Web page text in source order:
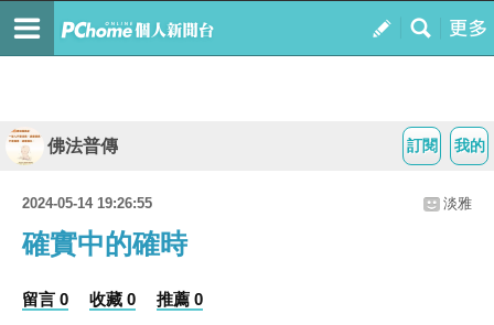
我的
訂閱
佛法普傳
2024-05-14 19:26:55 淡雅
確實中的確時
留言 0 收藏 0 推薦 0